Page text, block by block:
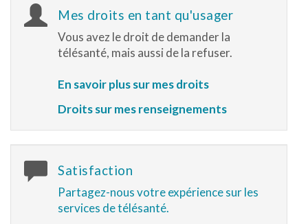
Mes droits en tant qu'usager
Vous avez le droit de demander la
télésanté, mais aussi de la refuser.
En savoir plus sur mes droits
Droits sur mes renseignements
Satisfaction
Partagez-nous votre expérience sur les
services de télésanté.